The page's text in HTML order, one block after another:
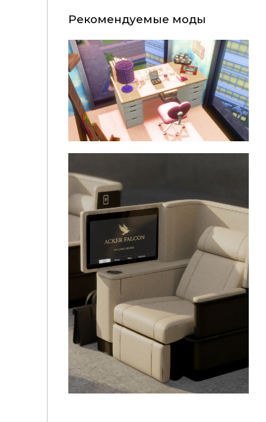
Рекомендуемые моды
Творческая комната от Selina Lan